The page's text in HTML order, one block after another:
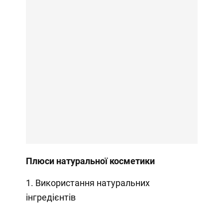
Плюси натуральної косметики
1. Використання натуральних
інгредієнтів